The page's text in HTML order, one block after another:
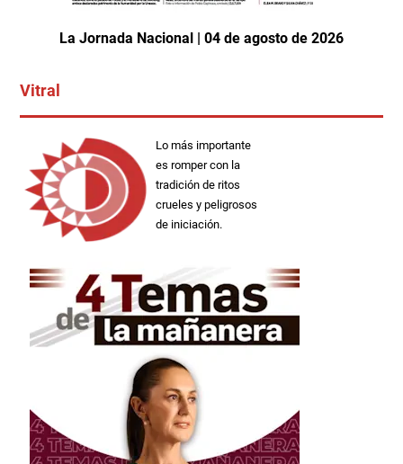
La Jornada Nacional | 04 de agosto de 2026
Vitral
Lo más importante
es romper con la
tradición de ritos
crueles y peligrosos
de iniciación.